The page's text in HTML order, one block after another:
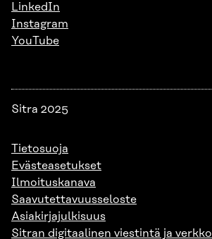
LinkedIn
Instagram
YouTube
Sitra 2025
Tietosuoja
Evästeasetukset
Ilmoituskanava
Saavutettavuusseloste
Asiakirjajulkisuus
Sitran digitaalinen viestintä ja